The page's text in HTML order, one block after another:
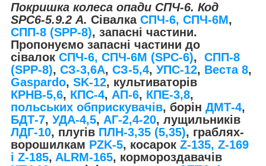
Покришка колеса опади СПЧ-6. Код
SPC6-5.9.2 А. Сівалка СПЧ-6, СПЧ-6М,
СПП-8 (SPP-8), запасні частини.
Пропонуємо запасні частини до
сівалок СПЧ-6, СПЧ-6М (SPС-6), СПП-8
(SPP-8), СЗ-3,6А, СЗ-5,4, УПС-12, Веста 8,
Gaspardo, SK-12, культиваторів
КРНВ-5,6, КПС-4, АП-6, КПЕ-3,8,
польських обприскувачів, борін ДМТ-4,
БДТ-7, УДА-4,5, АГ-2,4-20, лущильників
ЛДГ-10, плугів ПЛН-3,35 (5,35), граблях-
ворошилкам PZK-5, косарок Z-135, Z-169
і Z-185, ALRM-165, кормороздавачів